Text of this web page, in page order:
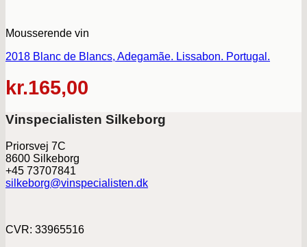
Mousserende vin
2018 Blanc de Blancs, Adegamãe. Lissabon. Portugal.
kr.165,00
Vinspecialisten Silkeborg
Priorsvej 7C
8600 Silkeborg
+45 73707841
silkeborg@vinspecialisten.dk
CVR: 33965516